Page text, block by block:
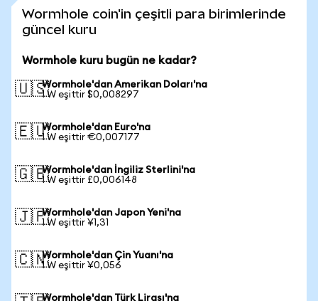
Wormhole coin'in çeşitli para birimlerinde
güncel kuru
Wormhole kuru bugün ne kadar?
🇺🇸Wormhole'dan Amerikan Doları'na
1 W eşittir $0,008297
🇪🇺Wormhole'dan Euro'na
1 W eşittir €0,007177
🇬🇧Wormhole'dan İngiliz Sterlini'na
1 W eşittir £0,006148
🇯🇵Wormhole'dan Japon Yeni'na
1 W eşittir ¥1,31
🇨🇳Wormhole'dan Çin Yuanı'na
1 W eşittir ¥0,056
Wormhole'dan Türk Lirası'na